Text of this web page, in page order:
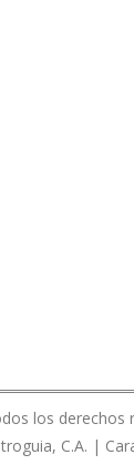
los derechos
C.A. |